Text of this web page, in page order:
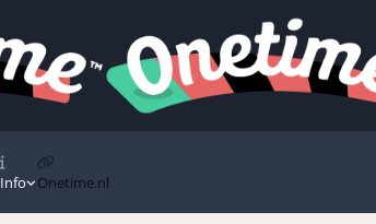
Info Onetime.nl